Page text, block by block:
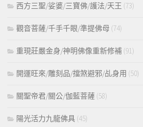
西方三聖/娑婆/三寶佛/護法/天王 (73)
觀音菩薩/千手千眼/準提佛母 (74)
重現莊嚴金身/神明佛像重新修補 (91)
開運旺來/雕刻品/擋煞避邪/乩身用 (50)
關聖帝君/關公/伽藍菩薩 (58)
陽光活力九龍佛具 (45)